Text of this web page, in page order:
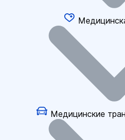
Медицинские